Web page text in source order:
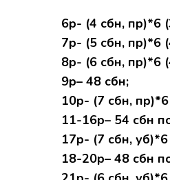
6р- (4 сбн, пр)*6
7р- (5 сбн, пр)*6
8р- (6 сбн, пр)*6
9р– 48 сбн;
10р- (7 сбн,
11-16р– 54 сбн
17р- (7 сбн,
18-20р– 48 сбн